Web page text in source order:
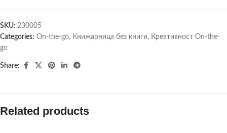
SKU: 230005
Categories: On-the-go, Книжарница без книги, Креативност On-the-
go
Share:
Related products